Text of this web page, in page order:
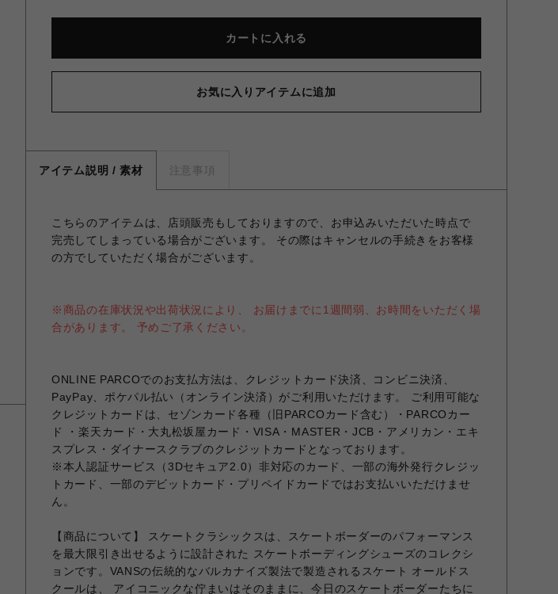
カートに入れる
お気に入りアイテムに追加
アイテム説明 / 素材 注意事項
こちらのアイテムは、店頭販売もしておりますので、お申込みいただいた時点で
完売してしまっている場合がございます。 その際はキャンセルの手続きをお客様
の方でしていただく場合がございます。
※商品の在庫状況や出荷状況により、 お届けまでに1週間弱、お時間をいただく場
合があります。 予めご了承ください。
ONLINE PARCOでのお支払方法は、クレジットカード決済、コンビニ決済、
PayPay、ポケパル払い（オンライン決済）がご利用いただけます。 ご利用可能な
クレジットカードは、セゾンカード各種（旧PARCOカード含む）・PARCOカー
ド ・楽天カード・大丸松坂屋カード・VISA・MASTER・JCB・アメリカン・エキ
スプレス・ダイナースクラブのクレジットカードとなっております。
※本人認証サービス（3Dセキュア2.0）非対応のカード、一部の海外発行クレジッ
トカード、一部のデビットカード・プリペイドカードではお支払いいただけませ
ん。
【商品について】 スケートクラシックスは、スケートボーダーのパフォーマンス
を最大限引き出せるように設計された スケートボーディングシューズのコレクシ
ョンです。VANSの伝統的なバルカナイズ製法で製造されるスケート オールドス
クールは、 アイコニックな佇まいはそのままに、今日のスケートボーダーたちに